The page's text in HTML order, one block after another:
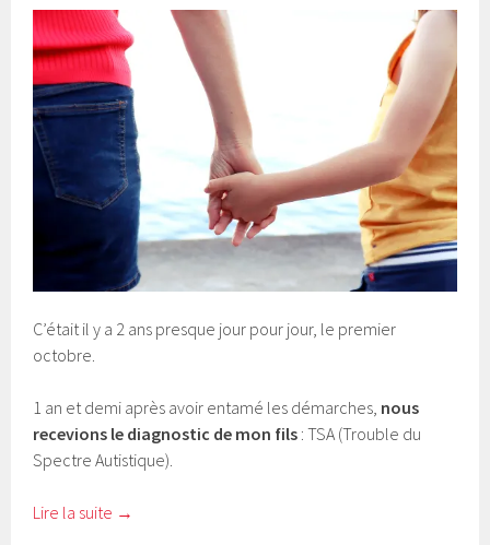
C’était il y a 2 ans presque jour pour jour, le premier
octobre.
1 an et demi après avoir entamé les démarches, nous
recevions le diagnostic de mon fils : TSA (Trouble du
Spectre Autistique).
Lire la suite →